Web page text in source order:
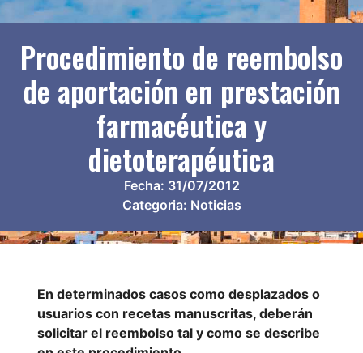
Procedimiento de reembolso
de aportación en prestación
farmacéutica y
dietoterapéutica
Fecha: 31/07/2012
Categoria: Noticias
En determinados casos como desplazados o
usuarios con recetas manuscritas, deberán
solicitar el reembolso tal y como se describe